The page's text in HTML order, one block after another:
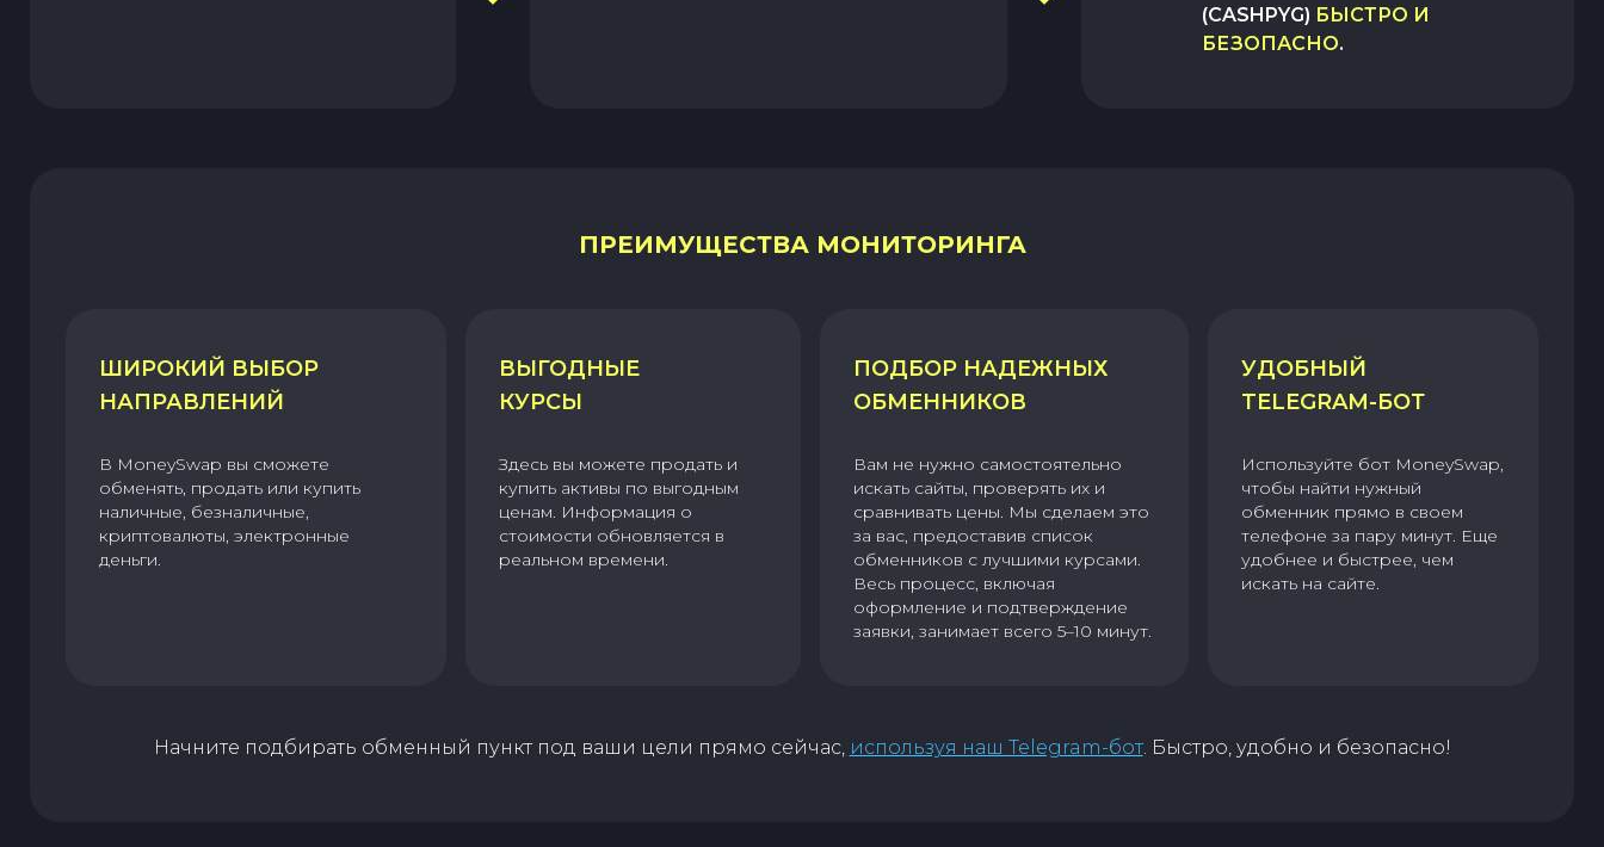
(CASHPYG) БЫСТРО И
БЕЗОПАСНО.
ПРЕИМУЩЕСТВА МОНИТОРИНГА
ШИРОКИЙ ВЫБОР
НАПРАВЛЕНИЙ
В MoneySwap вы сможете
обменять, продать или купить
наличные, безналичные,
криптовалюты, электронные
деньги.
ВЫГОДНЫЕ
КУРСЫ
Здесь вы можете продать и
купить активы по выгодным
ценам. Информация о
стоимости обновляется в
реальном времени.
ПОДБОР НАДЕЖНЫХ
ОБМЕННИКОВ
Вам не нужно самостоятельно
искать сайты, проверять их и
сравнивать цены. Мы сделаем это
за вас, предоставив список
обменников с лучшими курсами.
Весь процесс, включая
оформление и подтверждение
заявки, занимает всего 5–10 минут.
УДОБНЫЙ
TELEGRAM-БОТ
Используйте бот MoneySwap,
чтобы найти нужный
обменник прямо в своем
телефоне за пару минут. Еще
удобнее и быстрее, чем
искать на сайте.
Начните подбирать обменный пункт под ваши цели прямо сейчас, используя наш Telegram-бот. Быстро, удобно и безопасно!